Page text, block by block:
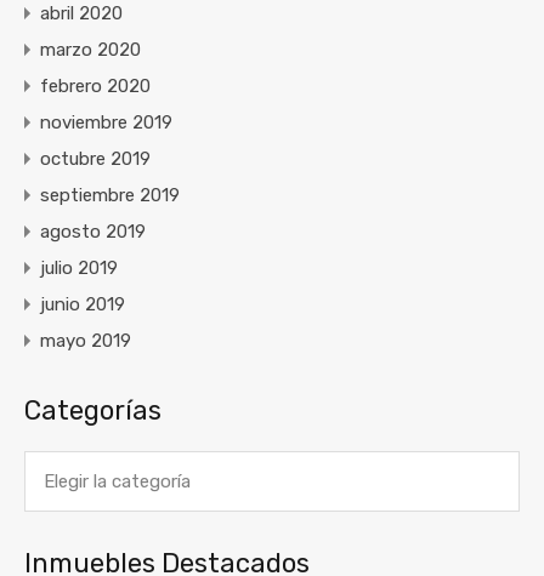
abril 2020
marzo 2020
febrero 2020
noviembre 2019
octubre 2019
septiembre 2019
agosto 2019
julio 2019
junio 2019
mayo 2019
Categorías
Inmuebles Destacados